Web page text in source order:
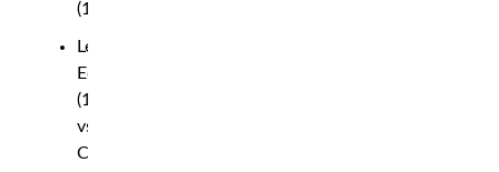
(170.6)
Leon
Edwards
(170)
vs.
Carlos